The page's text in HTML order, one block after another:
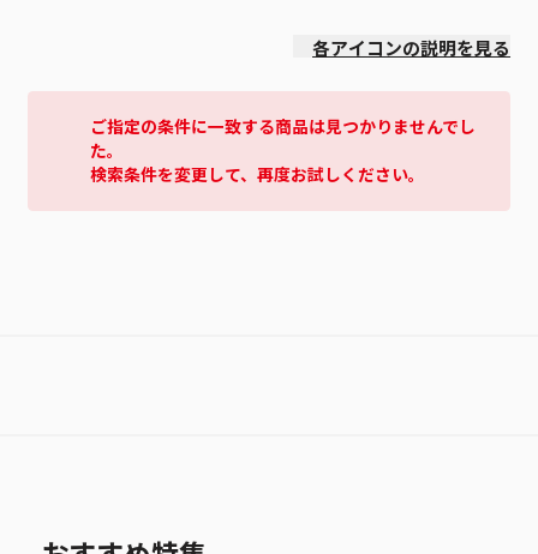
各アイコンの説明を見る
ご指定の条件に一致する商品は見つかりませんでし
た。
検索条件を変更して、再度お試しください。